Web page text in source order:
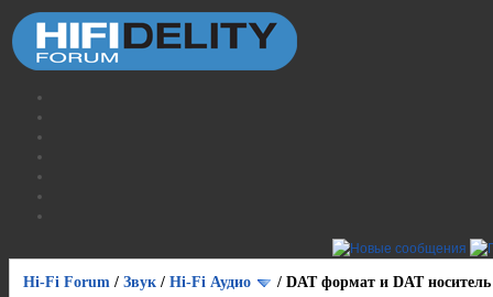
Hi-Fi Forum / Звук / Hi-Fi Аудио / DAT формат и DAT носитель